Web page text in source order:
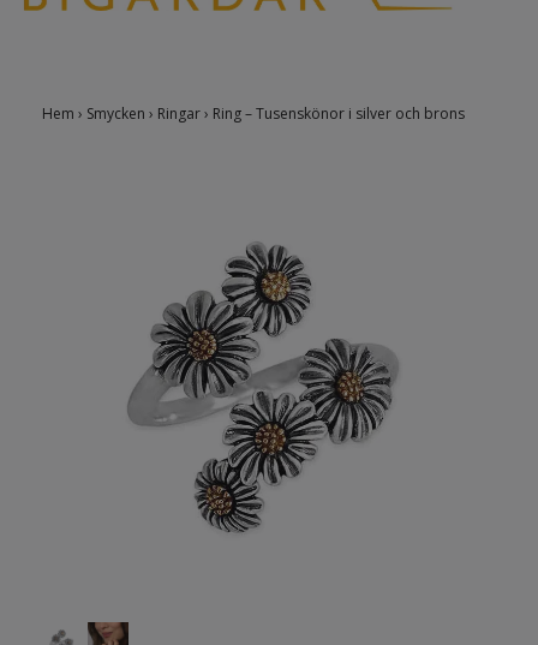
Hem › Smycken › Ringar› Ring – Tusenskönor i silver och brons